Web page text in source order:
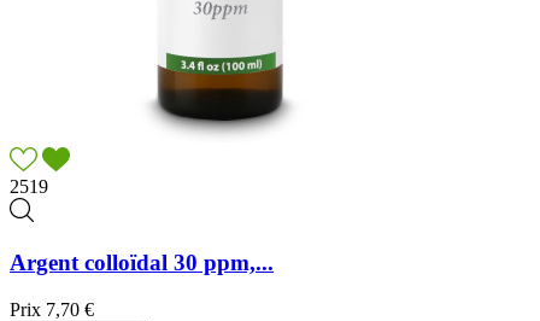
2519
Argent colloïdal 30 ppm,...
Prix 7,70 €